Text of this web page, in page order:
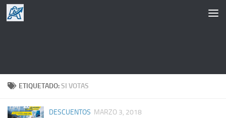
Saltar al contenido
ETIQUETADO:SI VOTAS
DESCUENTOS MARZO 3, 2018